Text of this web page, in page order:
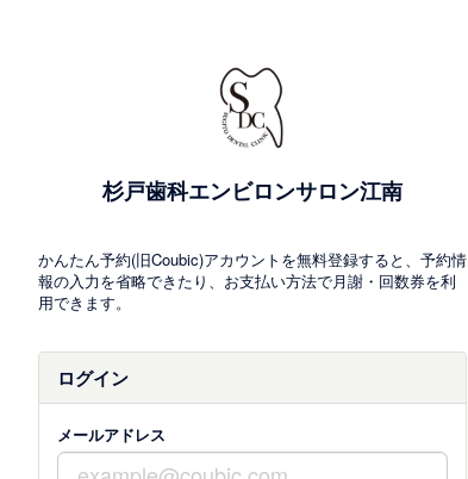
杉戸歯科エンビロンサロン江南
かんたん予約(旧Coubic)アカウントを無料登録すると、予約情
報の入力を省略できたり、お支払い方法で月謝・回数券を利
用できます。
ログイン
メールアドレス